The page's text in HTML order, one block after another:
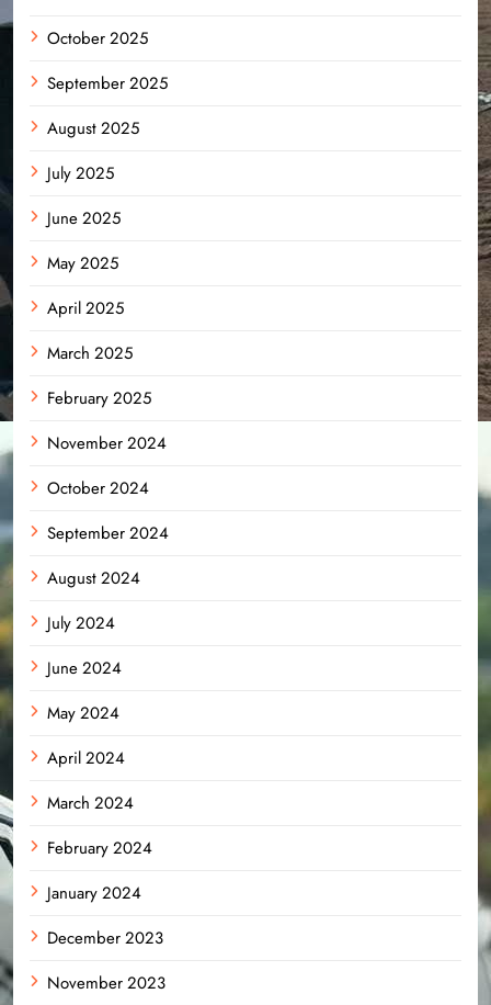
October 2025
September 2025
August 2025
July 2025
June 2025
May 2025
April 2025
March 2025
February 2025
November 2024
October 2024
September 2024
August 2024
July 2024
June 2024
May 2024
April 2024
March 2024
February 2024
January 2024
December 2023
November 2023